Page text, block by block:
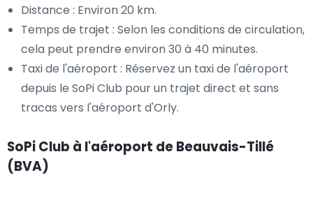
Distance : Environ 20 km.
Temps de trajet : Selon les conditions de circulation,
cela peut prendre environ 30 à 40 minutes.
Taxi de l'aéroport : Réservez un taxi de l'aéroport
depuis le SoPi Club pour un trajet direct et sans
tracas vers l'aéroport d'Orly.
SoPi Club à l'aéroport de Beauvais-Tillé
(BVA)